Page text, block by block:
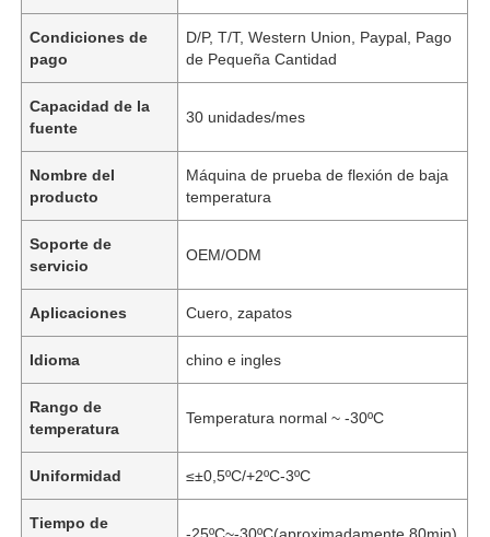
Condiciones de
pago
D/P, T/T, Western Union, Paypal, Pago
de Pequeña Cantidad
Capacidad de la
fuente
30 unidades/mes
Nombre del
producto
Máquina de prueba de flexión de baja
temperatura
Soporte de
servicio
OEM/ODM
Aplicaciones Cuero, zapatos
Idioma chino e ingles
Rango de
temperatura
Temperatura normal ~ -30ºC
Uniformidad ≤±0,5ºC/+2ºC-3ºC
Tiempo de
-25ºC~-30ºC(aproximadamente 80min)